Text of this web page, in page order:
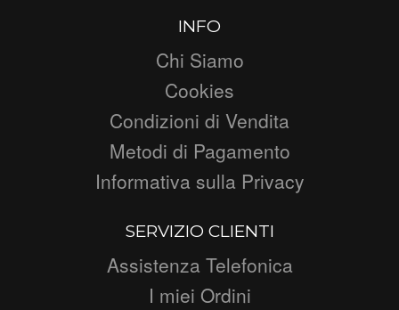
INFO
Chi Siamo
Cookies
Condizioni di Vendita
Metodi di Pagamento
Informativa sulla Privacy
SERVIZIO CLIENTI
Assistenza Telefonica
I miei Ordini